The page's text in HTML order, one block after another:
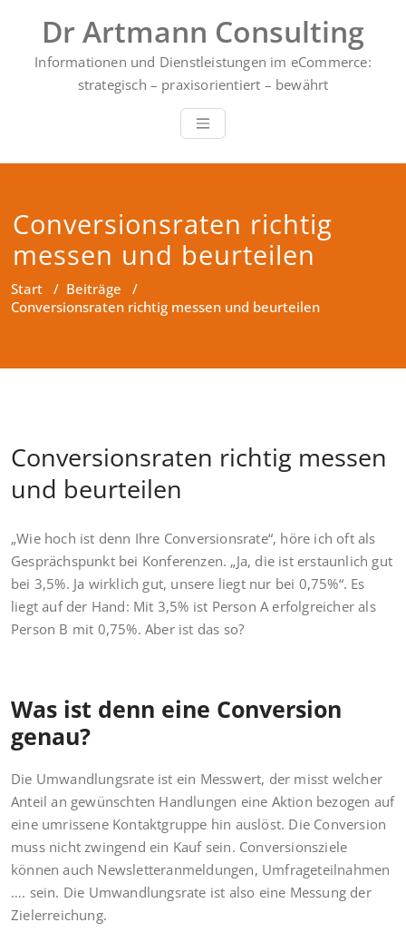
springen
Dr Artmann Consulting
Informationen und Dienstleistungen im eCommerce:
strategisch – praxisorientiert – bewährt
Conversionsraten richtig
messen und beurteilen
Start / Beiträge /
Conversionsraten richtig messen und beurteilen
Conversionsraten richtig messen
und beurteilen
„Wie hoch ist denn Ihre Conversionsrate“, höre ich oft als
Gesprächspunkt bei Konferenzen. „Ja, die ist erstaunlich gut
bei 3,5%. Ja wirklich gut, unsere liegt nur bei 0,75%“. Es
liegt auf der Hand: Mit 3,5% ist Person A erfolgreicher als
Person B mit 0,75%. Aber ist das so?
Was ist denn eine Conversion
genau?
Die Umwandlungsrate ist ein Messwert, der misst welcher
Anteil an gewünschten Handlungen eine Aktion bezogen auf
eine umrissene Kontaktgruppe hin auslöst. Die Conversion
muss nicht zwingend ein Kauf sein. Conversionsziele
können auch Newsletteranmeldungen, Umfrageteilnahmen
…. sein. Die Umwandlungsrate ist also eine Messung der
Zielerreichung.